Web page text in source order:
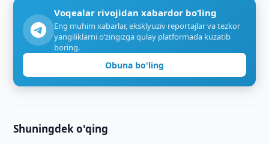
Voqealar rivojidan xabardor bo‘ling
Eng muhim xabarlar, eksklyuziv reportajlar va tezkor
yangiliklarni o‘zingizga qulay platformada kuzatib
boring.
Obuna bo'ling
Shuningdek o'qing